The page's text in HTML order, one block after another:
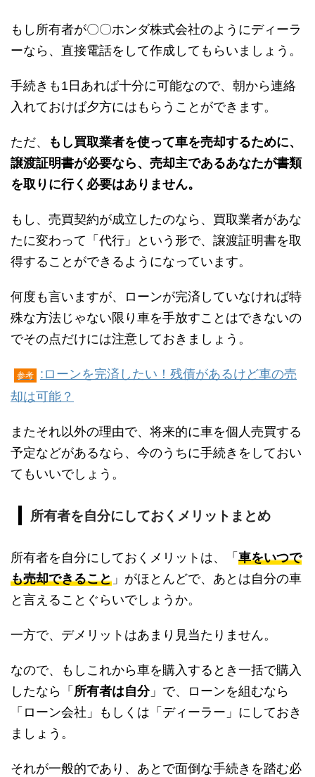
もし所有者が〇〇ホンダ株式会社のようにディーラ
ーなら、直接電話をして作成してもらいましょう。
手続きも1日あれば十分に可能なので、朝から連絡
入れておけば夕方にはもらうことができます。
ただ、
もし買取業者を使って車を売却するために、
譲渡証明書が必要なら、売却主であるあなたが書類
を取りに行く必要はありません。
もし、売買契約が成立したのなら、買取業者があな
たに変わって「代行」という形で、譲渡証明書を取
得することができるようになっています。
何度も言いますが、ローンが完済していなければ特
殊な方法じゃない限り車を手放すことはできないの
でその点だけには注意しておきましょう。
参考
:ローンを完済したい！残債があるけど車の売
却は可能？
またそれ以外の理由で、将来的に車を個人売買する
予定などがあるなら、今のうちに手続きをしておい
てもいいでしょう。
所有者を自分にしておくメリットまとめ
所有者を自分にしておくメリットは、「 車をいつで
も売却できること 」がほとんどで、あとは自分の車
と言えることぐらいでしょうか。
一方で、デメリットはあまり見当たりません。
なので、もしこれから車を購入するとき一括で購入
したなら「 所有者は自分」で、ローンを組むなら
「ローン会社」もしくは「ディーラー」にしておき
ましょう。
それが一般的であり、あとで面倒な手続きを踏む必